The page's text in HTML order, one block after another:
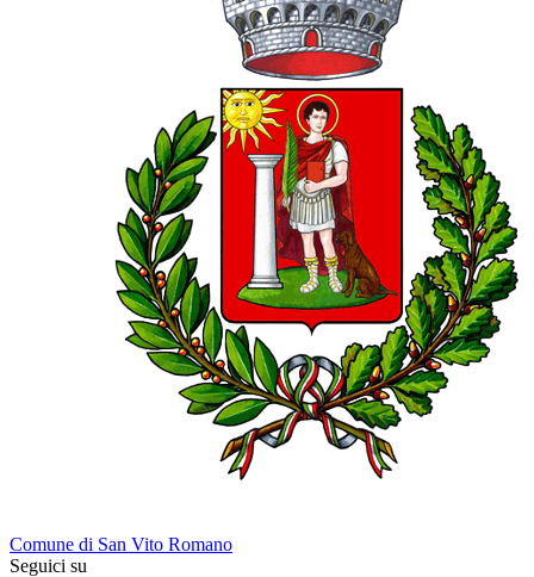
Comune di San Vito Romano
Seguici su